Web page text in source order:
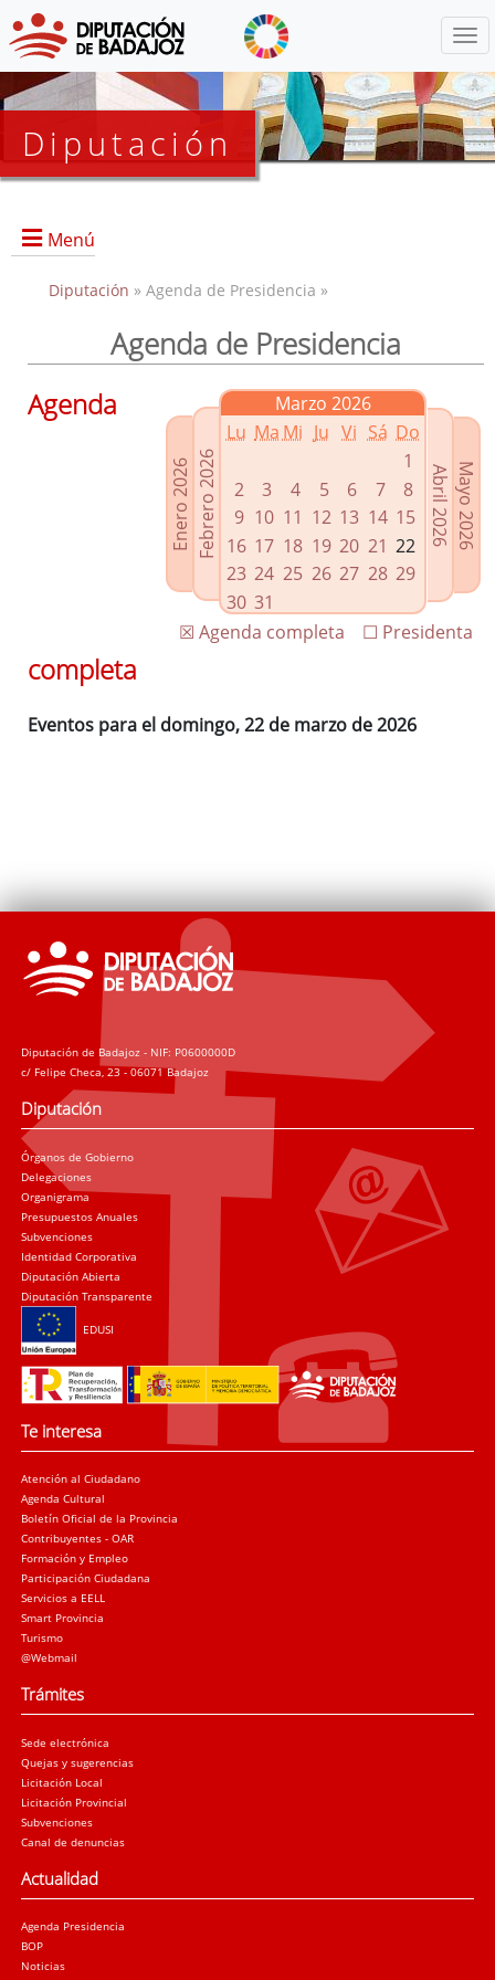
Diputación
Menú
Presidencia
Grupos Políticos
Enlaces relacionados
Agenda de Presidencia
Plenos provinciales y Juntas de gobierno
Oficina de Proyectos Europeos
Diputación » Agenda de Presidencia »
Agenda de Presidencia
Enero 2026Febrero 2026
Marzo 2026
Lu Ma Mi Ju Vi Sá Do
1
2
3 4 5 6 7
8
9 10 11 12 13 14 15
16 17 18 19 20 21 22
23 24 25 26 27 28 29
30 31
Mayo 2026
Abril 2026
☐ Presidenta
☒ Agenda completa
Agenda
completa
Eventos para el domingo, 22 de marzo de 2026
Diputación de Badajoz - NIF: P0600000D
c/ Felipe Checa, 23 - 06071 Badajoz
Diputación
Órganos de Gobierno
Delegaciones
Organigrama
Presupuestos Anuales
Subvenciones
Identidad Corporativa
Diputación Abierta
Diputación Transparente
EDUSI
Te interesa
Atención al Ciudadano
Agenda Cultural
Boletín Oficial de la Provincia
Contribuyentes - OAR
Formación y Empleo
Participación Ciudadana
Servicios a EELL
Smart Provincia
Turismo
@Webmail
Trámites
Sede electrónica
Quejas y sugerencias
Licitación Local
Licitación Provincial
Subvenciones
Canal de denuncias
Actualidad
Agenda Presidencia
BOP
Noticias